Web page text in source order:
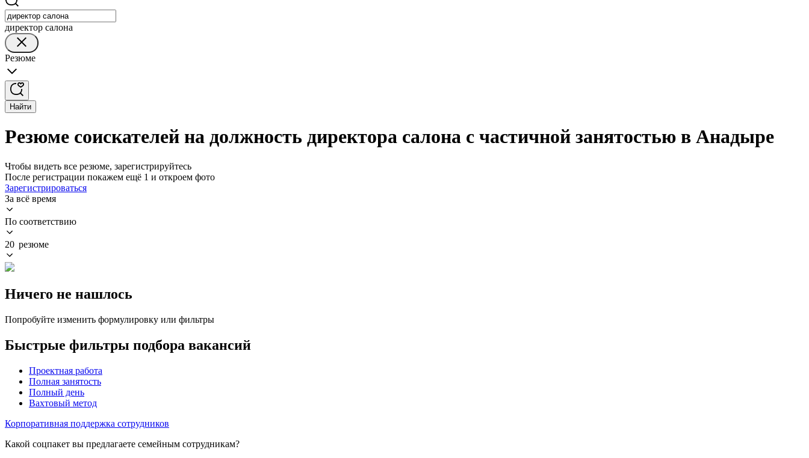
директор салона
Резюме
Найти
Резюме соискателей на должность директора салона с частичной занятостью в Анадыре
Чтобы видеть все резюме, зарегистрируйтесь
После регистрации покажем ещё 1 и откроем фото
Зарегистрироваться
За всё время
По соответствию
20 резюме
Ничего не нашлось
Попробуйте изменить формулировку или фильтры
Быстрые фильтры подбора вакансий
Проектная работа
Полная занятость
Полный день
Вахтовый метод
Корпоративная поддержка сотрудников
Какой соцпакет вы предлагаете семейным сотрудникам?